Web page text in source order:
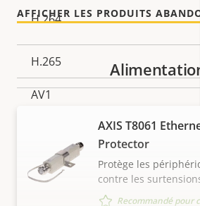
propriété
propriété
H.264
H.265
AV1
Description
Valeur de
la
Prise en charge audio
AFFICHER LES PRODUITS
AXIS T8061
Protector
Protège les
contre les
Recommandé pour